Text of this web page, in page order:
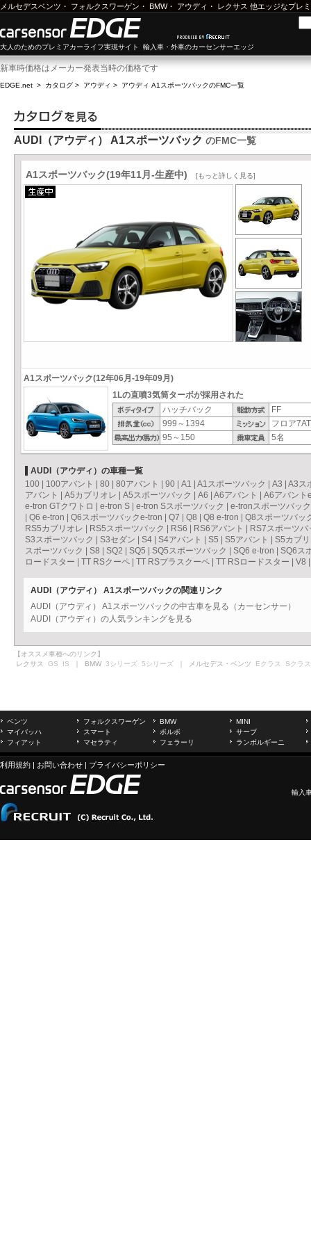
メルセデスベンツ ・ フォルクスワーゲン ・ BMW・ アウディ ・ レクサス 他エッジなプレ
大人のためのプレミアカーライフ実現サイト 輸入車・外車のカーセンサーエッジ
新車時価格はメーカー発表当時の価格です
EDGE.net > カタログ > アウディ > アウディ A1スポーツバックのFMC一覧
AUDI（アウディ） A1スポーツバック のFMC一覧
A1スポーツバック(19年11月-生産中) [もっと詳しく見る]
A1スポーツバック(12年06月-19年09月)
1Lの直噴3気筒ターボが採用された
ハッチバック
FF
999～1394
フロア7AT
95～150
5名
AUDI（アウディ）の車種一覧
100
100アバント 80 80アバント 90 A1 A1スポーツバック A3
A3ス
アバント
A5カブリオレ A5スポーツバック A6 A6アバント
A6アバント
e-tron GTクワトロ
e-tron S e-tron Sスポーツバック
e-tronスポーツバック
Q6 e-tron Q6スポーツバックe-tron Q7 Q8 Q8 e-tron
Q8スポーツバッ
RS5カブリオレ
RS5スポーツバック RS6 RS6アバント
RS7スポーツバ
S3スポーツバック
S3セダン S4 S4アバント S5 S5アバント
S5カブ
スポーツバック
S8 SQ2 SQ5 SQ5スポーツバック SQ6 e-tron
SQ6ス
ロードスター
TT RSクーペ TT RSプラスクーペ TT RSロードスター V8
AUDI（アウディ） A1スポーツバックの関連リンク
AUDI（アウディ） A1スポーツバックの中古車を見る（カーセンサー）
AUDI（アウディ）の人気ランキングを見る
【オススメ車種へのリンク】
レクサス GS IS ｜ BMW 3シリーズ 5シリーズ ｜ メルセデス・ベンツ Eクラス Sクラス
ベンツ フォルクスワーゲン BMW
MINI
マイバッハ
スマート ボルボ
サーブ
フィアット
マセラティ フェラーリ ランボルギーニ
利用規約 | お問い合わせ | プライバシーポリシー
輸入